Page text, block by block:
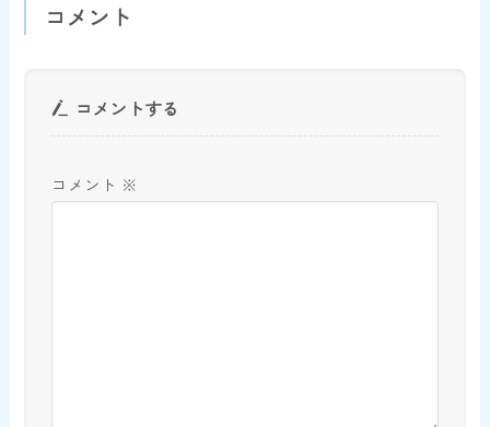
コメント
コメントする
コメント ※